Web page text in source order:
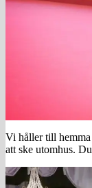
Vi håller till
att ske utomhus.